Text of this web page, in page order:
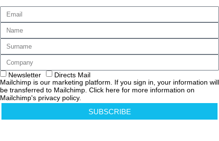
Newsletter
Directs Mail
Mailchimp is our marketing platform. If you sign in, your information will
be transferred to Mailchimp. Click here for more information on
Mailchimp's privacy policy.
SUBSCRIBE